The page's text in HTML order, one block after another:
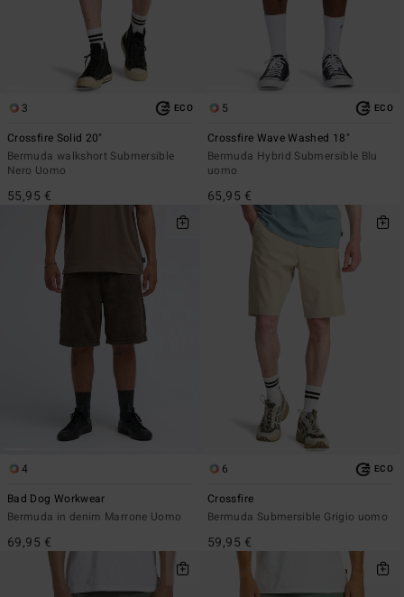
3 ECO
Crossfire Solid 20"
Bermuda walkshort Submersible
Nero Uomo
55,95 €
5 ECO
Crossfire Wave Washed 18"
Bermuda Hybrid Submersible Blu
uomo
65,95 €
4
Bad Dog Workwear
Bermuda in denim Marrone Uomo
69,95 €
6 ECO
Crossfire
Bermuda Submersible Grigio uomo
59,95 €